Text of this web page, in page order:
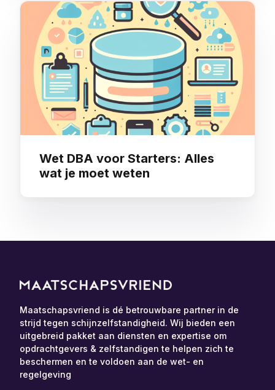
Wet DBA voor Starters: Alles
wat je moet weten
Maatschapsvriend is dé betrouwbare partner in de
strijd tegen schijnzelfstandigheid. Wij bieden een
uitgebreid pakket aan diensten en expertise om
opdrachtgevers & zelfstandigen te helpen zich te
beschermen en te voldoen aan de wet- en
regelgeving